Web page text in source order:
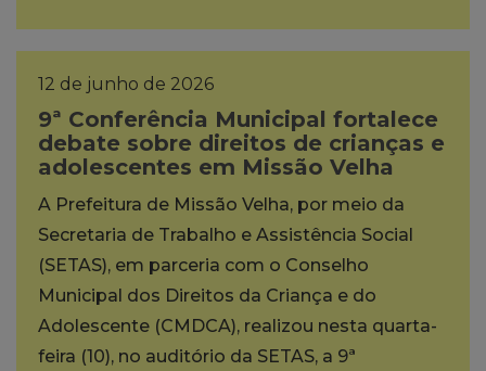
12 de junho de 2026
9ª Conferência Municipal fortalece
debate sobre direitos de crianças e
adolescentes em Missão Velha
A Prefeitura de Missão Velha, por meio da
Secretaria de Trabalho e Assistência Social
(SETAS), em parceria com o Conselho
Municipal dos Direitos da Criança e do
Adolescente (CMDCA), realizou nesta quarta-
feira (10), no auditório da SETAS, a 9ª